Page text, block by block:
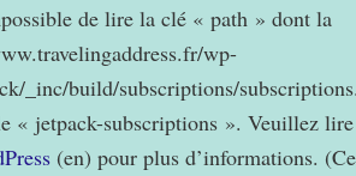
de lire la clé « path » dont la
wp-
_inc/build/subscriptions/
« jetpack-subscriptions ». Veuillez lire
(en) pour plus d’informations. (Ce